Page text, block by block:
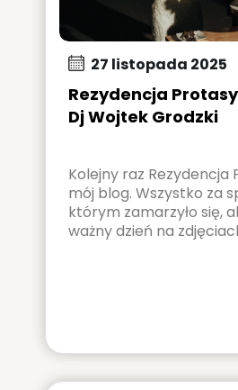
27 listopada 2025
Rezydencja
Dj Wojtek Grodzki
Kolejny raz
mój blog. Wszystko za
którym zamarzyło się,
ważny dzień na